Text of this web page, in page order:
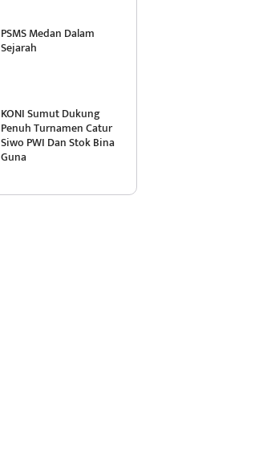
PSMS Medan Dalam
Sejarah
KONI Sumut Dukung
Penuh Turnamen Catur
Siwo PWI Dan Stok Bina
Guna